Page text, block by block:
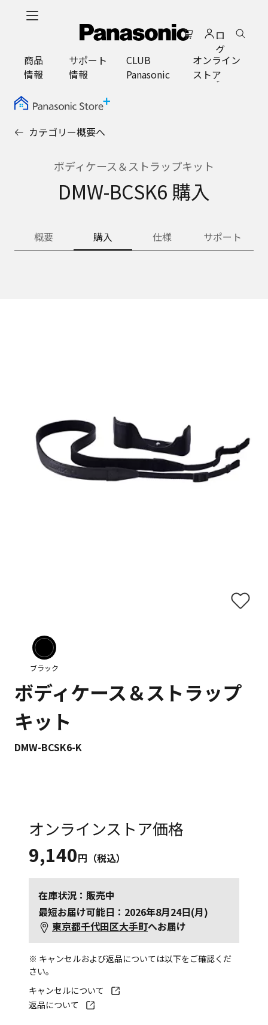
ロ
グ
イ
ン
商品
情報
サポート
情報
CLUB
Panasonic
オンライン
ストア
カテゴリー概要へ
ボディケース＆ストラップキット
DMW-BCSK6 購入
概要 購入 仕様 サポート
ブラック
ボディケース＆ストラップ
キット
DMW-BCSK6-K
オンラインストア価格
9,140円（税込）
在庫状況：販売中
最短お届け可能日：2026年8月24日(月)
東京都千代田区大手町へお届け
※ キャンセルおよび返品については以下をご確認くだ
さい。
キャンセルについて
返品について